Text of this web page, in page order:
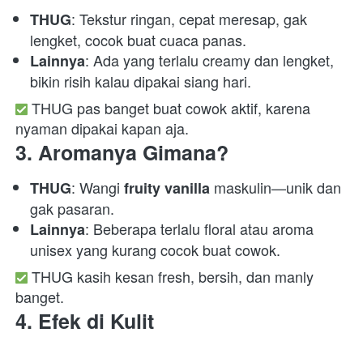
THUG: Tekstur ringan, cepat meresap, gak
lengket, cocok buat cuaca panas.
Lainnya: Ada yang terlalu creamy dan lengket,
bikin risih kalau dipakai siang hari.
THUG pas banget buat cowok aktif, karena
nyaman dipakai kapan aja.
3. Aromanya Gimana?
THUG: Wangi fruity vanilla maskulin—unik dan
gak pasaran.
Lainnya: Beberapa terlalu floral atau aroma
unisex yang kurang cocok buat cowok.
THUG kasih kesan fresh, bersih, dan manly
banget.
4. Efek di Kulit